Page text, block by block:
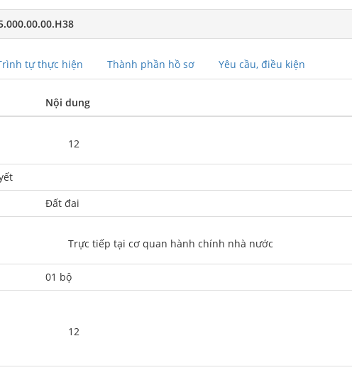
tự thực hiện Thành phần hồ sơ Yêu cầu, điều kiện
Nội dung
	12
Đất đai
	Trực tiếp tại cơ quan hành chính nhà nước
01 bộ
	12